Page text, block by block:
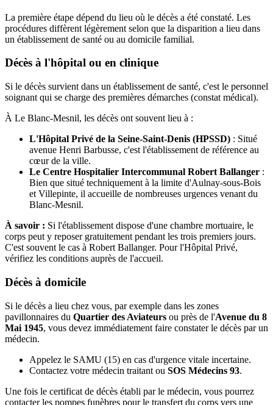
La première étape dépend du lieu où le décès a été constaté. Les
procédures diffèrent légèrement selon que la disparition a lieu dans
un établissement de santé ou au domicile familial.
Décès à l'hôpital ou en clinique
Si le décès survient dans un établissement de santé, c'est le personnel
soignant qui se charge des premières démarches (constat médical).
À Le Blanc-Mesnil, les décès ont souvent lieu à :
L'Hôpital Privé de la Seine-Saint-Denis (HPSSD) : Situé
avenue Henri Barbusse, c'est l'établissement de référence au
cœur de la ville.
Le Centre Hospitalier Intercommunal Robert Ballanger :
Bien que situé techniquement à la limite d'Aulnay-sous-Bois
et Villepinte, il accueille de nombreuses urgences venant du
Blanc-Mesnil.
À savoir : Si l'établissement dispose d'une chambre mortuaire, le
corps peut y reposer gratuitement pendant les trois premiers jours.
C'est souvent le cas à Robert Ballanger. Pour l'Hôpital Privé,
vérifiez les conditions auprès de l'accueil.
Décès à domicile
Si le décès a lieu chez vous, par exemple dans les zones
pavillonnaires du Quartier des Aviateurs ou près de l'Avenue du 8
Mai 1945, vous devez immédiatement faire constater le décès par un
médecin.
Appelez le SAMU (15) en cas d'urgence vitale incertaine.
Contactez votre médecin traitant ou SOS Médecins 93.
Une fois le certificat de décès établi par le médecin, vous pourrez
contacter les pompes funèbres pour le transfert du corps vers une